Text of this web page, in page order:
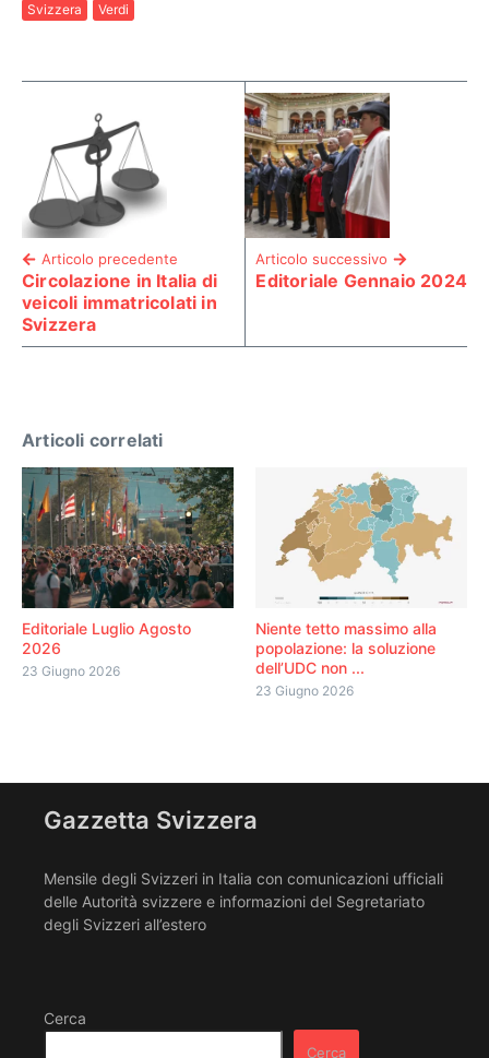
Svizzera
Verdi
Articolo precedente
Circolazione in Italia di
veicoli immatricolati in
Svizzera
Articolo successivo
Editoriale Gennaio 2024
Articoli correlati
Editoriale Luglio Agosto
2026
23 Giugno 2026
Niente tetto massimo alla
popolazione: la soluzione
dell’UDC non ...
23 Giugno 2026
Gazzetta Svizzera
Mensile degli Svizzeri in Italia con comunicazioni ufficiali
delle Autorità svizzere e informazioni del Segretariato
degli Svizzeri all’estero
Cerca
Cerca